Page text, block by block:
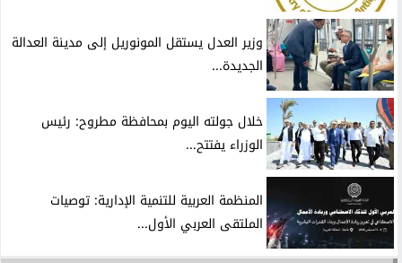
وزير العدل يستقل المونوريل إلى مدينة العدالة
الجديدة...
خلال جولته اليوم بمحافظة مطروح: رئيس
الوزراء يفتتح...
المنظمة العربية للتنمية الإدارية: توصيات
الملتقى العربي الأول...